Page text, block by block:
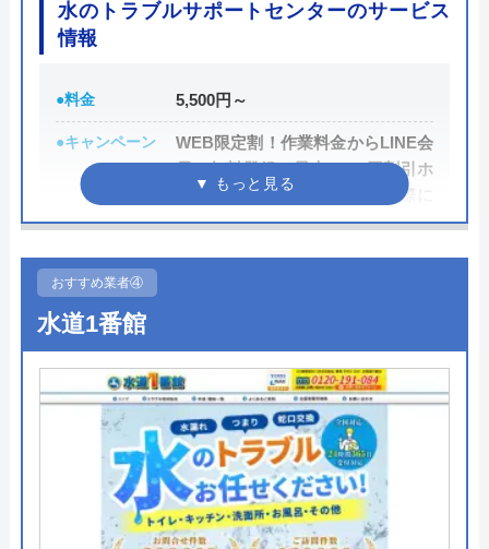
グでも依頼可能です。
公式サイトを見る
0120-492-315
運営会社
代表者
創業・設立 平成24 年11 月
〒690-0023
島根県松江市竹矢町1839-2
対応エリア
松江市、浜田市、出雲市、益田市、大
田市、安来市、江津市、雲南市、奥出
水のトラブルサポートセンターのサービス
情報
●料金 5,500円～
●キャンペーン
WEB限定割！作業料金からLINE会
員に無料登録で最大3,000円割引ホ
ームページを見たとお電話の際に
伝えて頂いた方は、作業料金から
●駆けつけ時間
●受付時間
●定休日 年中無休
●出張見積もり 出張見積もり無料
●支払い方法
現金、クレジットカード、コンビ
ニ後払い、QRコード決済
●累計実績 累計対応件数100万件以上
おすすめ業者④
水道1番館